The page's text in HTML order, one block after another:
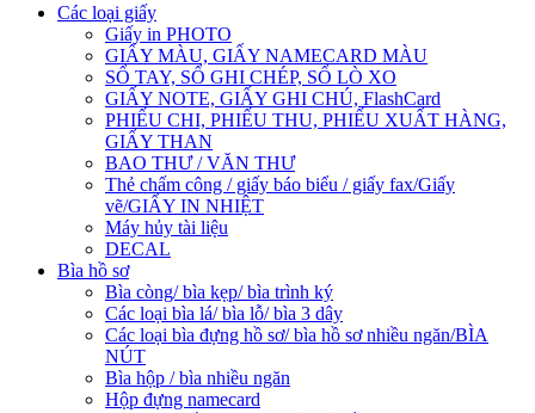
Các loại giấy
Giấy in PHOTO
GIẤY MÀU, GIẤY NAMECARD MÀU
SỔ TAY, SỔ GHI CHÉP, SỔ LÒ XO
GIẤY NOTE, GIẤY GHI CHÚ, FlashCard
PHIẾU CHI, PHIẾU THU, PHIẾU XUẤT HÀNG,
GIẤY THAN
BAO THƯ / VĂN THƯ
Thẻ chấm công / giấy báo biểu / giấy fax/Giấy
vẽ/GIẤY IN NHIỆT
Máy hủy tài liệu
DECAL
Bìa hồ sơ
Bìa còng/ bìa kẹp/ bìa trình ký
Các loại bìa lá/ bìa lỗ/ bìa 3 dây
Các loại bìa đựng hồ sơ/ bìa hồ sơ nhiều ngăn/BÌA
NÚT
Bìa hộp / bìa nhiều ngăn
Hộp đựng namecard